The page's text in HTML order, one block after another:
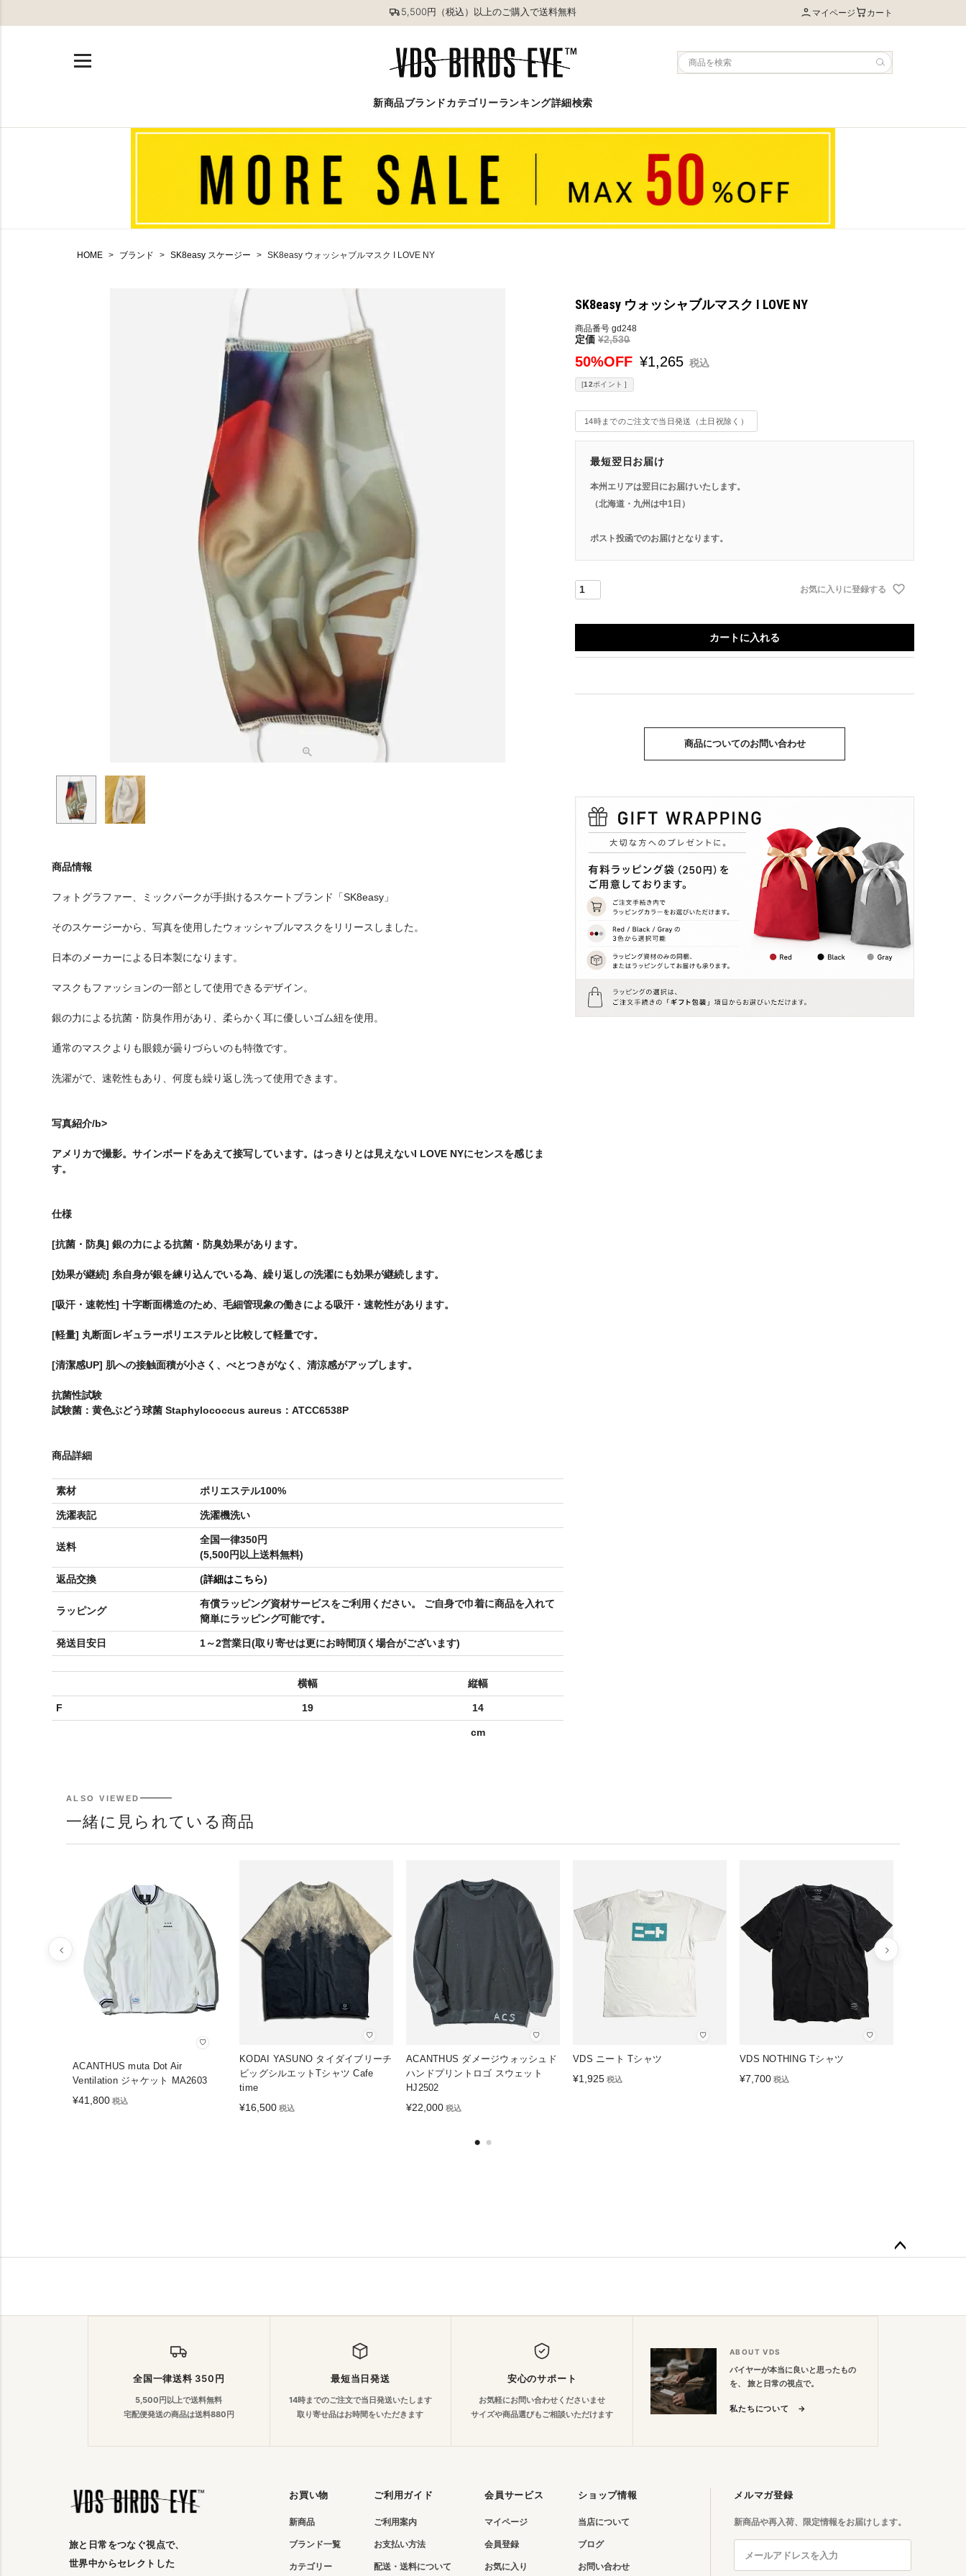
5,500円（税込）以上のご購入で送料無料 マイページ カート
新商品ブランドカテゴリーランキング詳細検索
HOME ブランド SK8easy スケージー SK8easy ウォッシャブルマスク I LOVE NY
商品情報
フォトグラファー、ミックパークが手掛けるスケートブランド「SK8easy」
そのスケージーから、写真を使用したウォッシャブルマスクをリリースしました。
日本のメーカーによる日本製になります。
マスクもファッションの一部として使用できるデザイン。
銀の力による抗菌・防臭作用があり、柔らかく耳に優しいゴム紐を使用。
通常のマスクよりも眼鏡が曇りづらいのも特徴です。
洗濯がで、速乾性もあり、何度も繰り返し洗って使用できます。
写真紹介/b>
アメリカで撮影。サインボードをあえて接写しています。はっきりとは見えないI LOVE NYにセンスを感じま
す。
仕様
[抗菌・防臭] 銀の力による抗菌・防臭効果があります。
[効果が継続] 糸自身が銀を練り込んでいる為、繰り返しの洗濯にも効果が継続します。
[吸汗・速乾性] 十字断面構造のため、毛細管現象の働きによる吸汗・速乾性があります。
[軽量] 丸断面レギュラーポリエステルと比較して軽量です。
[清潔感UP] 肌への接触面積が小さく、べとつきがなく、清涼感がアップします。
抗菌性試験
試験菌：黄色ぶどう球菌 Staphylococcus aureus：ATCC6538P
商品詳細
素材 ポリエステル100%
洗濯表記 洗濯機洗い
送料
全国一律350円
(5,500円以上送料無料)
返品交換 (詳細はこちら)
ラッピング
有償ラッピング資材サービスをご利用ください。 ご自身で巾着に商品を入れて
簡単にラッピング可能です。
発送目安日 1～2営業日(取り寄せは更にお時間頂く場合がございます)
横幅 縦幅
F 19 14
cm
SK8easy ウォッシャブルマスク I LOVE NY
商品番号 gd248
定価 ¥2,530
→
50%OFF ¥1,265 税込
[12ポイント ]
14時までのご注文で当日発送（土日祝除く）
最短翌日お届け
本州エリアは翌日にお届けいたします。
（北海道・九州は中1日）
ポスト投函でのお届けとなります。
お気に入りに登録する
カートに入れる
商品についてのお問い合わせ
ALSO VIEWED
一緒に見られている商品
♡
ACANTHUS muta Dot Air
Ventilation ジャケット MA2603
¥41,800 税込
♡
KODAI YASUNO タイダイブリーチ
ビッグシルエットTシャツ Cafe
time
¥16,500 税込
♡
ACANTHUS ダメージウォッシュド
ハンドプリントロゴ スウェット
HJ2502
¥22,000 税込
♡
VDS ニート Tシャツ
¥1,925 税込
♡
VDS NOTHING Tシャツ
¥7,700 税込
全国一律送料 350円
5,500円以上で送料無料
宅配便発送の商品は送料880円
最短当日発送
14時までのご注文で当日発送いたします
取り寄せ品はお時間をいただきます
安心のサポート
お気軽にお問い合わせくださいませ
サイズや商品選びもご相談いただけます
ABOUT VDS
バイヤーが本当に良いと思ったもの
を、 旅と日常の視点で。
私たちについて →
旅と日常をつなぐ視点で、
世界中からセレクトした
お買い物
新商品
ブランド一覧
カテゴリー
ご利用ガイド
ご利用案内
お支払い方法
配送・送料について
会員サービス
マイページ
会員登録
お気に入り
ショップ情報
当店について
ブログ
お問い合わせ
メルマガ登録
新商品や再入荷、限定情報をお届けします。